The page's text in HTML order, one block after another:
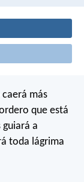
más
que está
a
toda lágrima